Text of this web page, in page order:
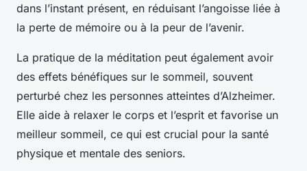
dans l’instant présent, en réduisant l’angoisse liée à
la perte de mémoire ou à la peur de l’avenir.
La pratique de la méditation peut également avoir
des effets bénéfiques sur le sommeil, souvent
perturbé chez les personnes atteintes d’Alzheimer.
Elle aide à relaxer le corps et l’esprit et favorise un
meilleur sommeil, ce qui est crucial pour la santé
physique et mentale des seniors.